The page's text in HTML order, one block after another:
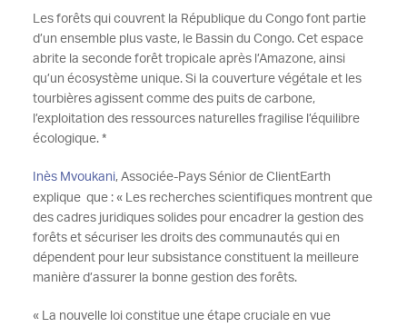
Les forêts qui couvrent la République du Congo font partie
d’un ensemble plus vaste, le Bassin du Congo. Cet espace
abrite la seconde forêt tropicale après l’Amazone, ainsi
qu’un écosystème unique. Si la couverture végétale et les
tourbières agissent comme des puits de carbone,
l’exploitation des ressources naturelles fragilise l’équilibre
écologique. *
Inès Mvoukani, Associée-Pays Sénior de ClientEarth
explique que : « Les recherches scientifiques montrent que
des cadres juridiques solides pour encadrer la gestion des
forêts et sécuriser les droits des communautés qui en
dépendent pour leur subsistance constituent la meilleure
manière d’assurer la bonne gestion des forêts.
« La nouvelle loi constitue une étape cruciale en vue